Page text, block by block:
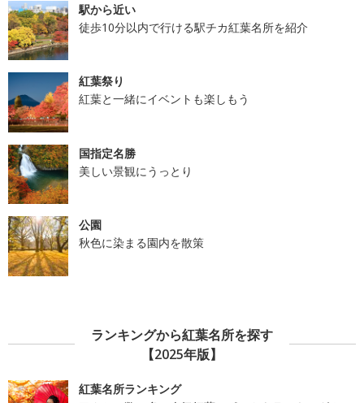
駅から近い
徒歩10分以内で行ける駅チカ紅葉名所を紹介
紅葉祭り
紅葉と一緒にイベントも楽しもう
国指定名勝
美しい景観にうっとり
公園
秋色に染まる園内を散策
ランキングから紅葉名所を探す
【2025年版】
紅葉名所ランキング